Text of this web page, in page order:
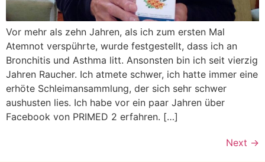
Vor mehr als zehn Jahren, als ich zum ersten Mal
Atemnot verspührte, wurde festgestellt, dass ich an
Bronchitis und Asthma litt. Ansonsten bin ich seit vierzig
Jahren Raucher. Ich atmete schwer, ich hatte immer eine
erhöte Schleimansammlung, der sich sehr schwer
aushusten lies. Ich habe vor ein paar Jahren über
Facebook von PRIMED 2 erfahren. […]
Next →